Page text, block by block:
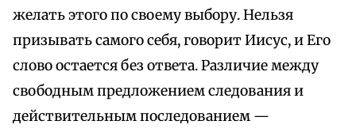
желать этого по своему выбору. Нельзя
призывать самого себя, говорит Иисус, и Его
слово остается без ответа. Различие между
свободным предложением следования и
действительным последованием —